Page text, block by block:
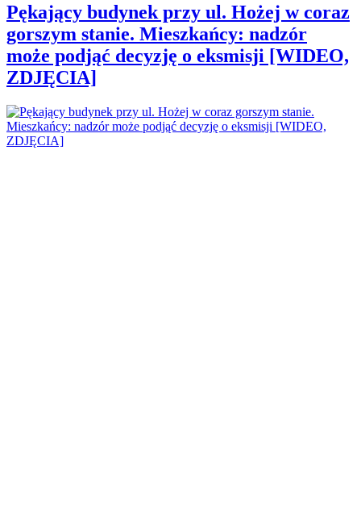
Pękający budynek przy ul. Hożej w coraz
gorszym stanie. Mieszkańcy: nadzór
może podjąć decyzję o eksmisji [WIDEO,
ZDJĘCIA]